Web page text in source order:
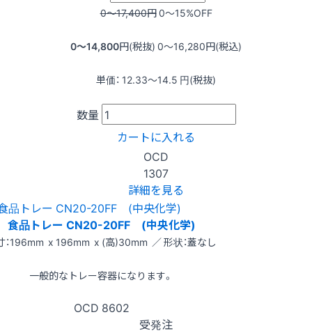
0〜17,400円0〜15%OFF
0〜14,800円(税抜) 0〜16,280円(税込)
単価： 12.33〜14.5 円(税抜)
数量
カートに入れる
OCD
1307
詳細を見る
食品トレー CN20-20FF (中央化学)
：196mm x 196mm x (高)30mm ／ 形状：蓋なし
一般的なトレー容器になります。
OCD 8602
受発注